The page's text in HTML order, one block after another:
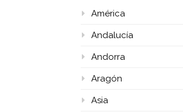
América
Andalucía
Andorra
Aragón
Asia